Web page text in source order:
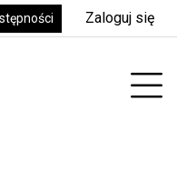
Zaloguj się